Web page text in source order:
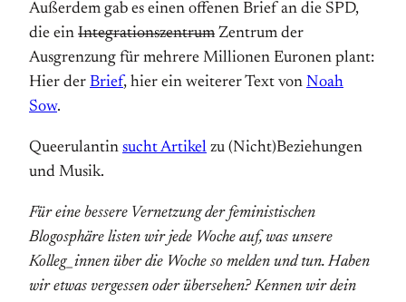
Außerdem gab es einen offenen Brief an die SPD,
die ein Integrationszentrum Zentrum der
Ausgrenzung für mehrere Millionen Euronen plant:
Hier der Brief, hier ein weiterer Text von Noah
Sow.
Queerulantin sucht Artikel zu (Nicht)Beziehungen
und Musik.
Für eine bessere Vernetzung der feministischen
Blogosphäre listen wir jede Woche auf, was unsere
Kolleg_innen über die Woche so melden und tun. Haben
wir etwas vergessen oder übersehen? Kennen wir dein